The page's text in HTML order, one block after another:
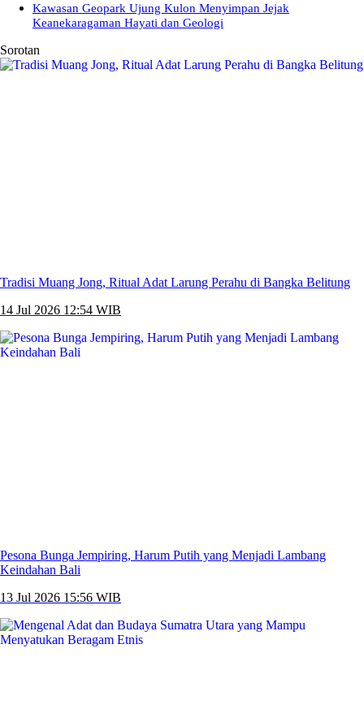
Kawasan Geopark Ujung Kulon Menyimpan Jejak
Keanekaragaman Hayati dan Geologi
Sorotan
Tradisi Muang Jong, Ritual Adat Larung Perahu di Bangka Belitung
14 Jul 2026 12:54 WIB
Pesona Bunga Jempiring, Harum Putih yang Menjadi Lambang
Keindahan Bali
13 Jul 2026 15:56 WIB